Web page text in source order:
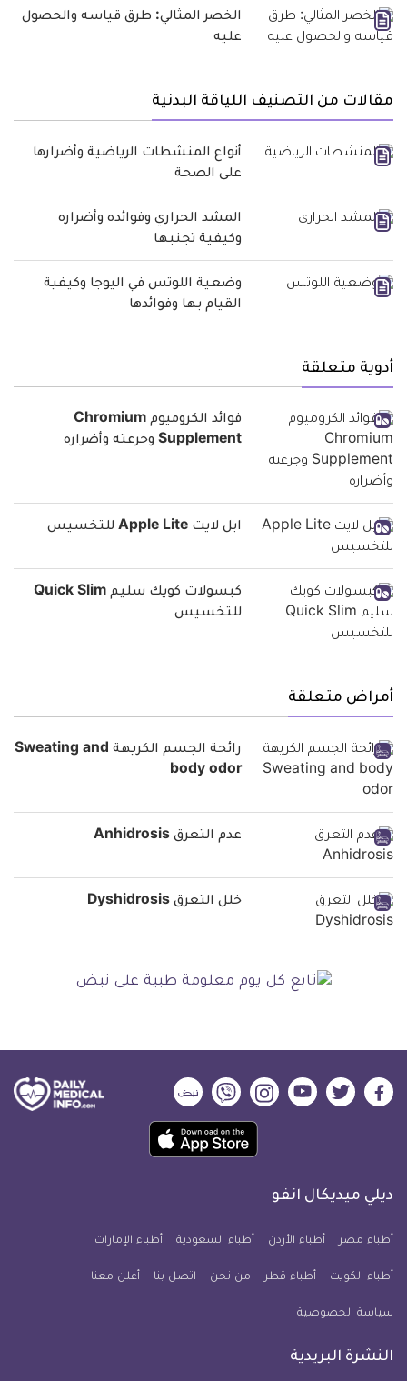
الخصر المثالي: طرق قياسه والحصول
عليه
مقالات من التصنيف اللياقة البدنية
أنواع المنشطات الرياضية وأضرارها
على الصحة
المشد الحراري وفوائده وأضراره
وكيفية تجنبها
وضعية اللوتس في اليوجا وكيفية
القيام بها وفوائدها
أدوية متعلقة
فوائد الكروميوم Chromium
Supplement وجرعته وأضراره
ابل لايت Apple Lite للتخسيس
كبسولات كويك سليم Quick Slim
للتخسيس
أمراض متعلقة
رائحة الجسم الكريهة Sweating and
body odor
عدم التعرق Anhidrosis
خلل التعرق Dyshidrosis
ديلي
فيسبوك
ديلي
تويتر
ديلي
ميديكال
يوتيوب
ديلي
ميديكال
انفو
ديلي
ميديكال
انفو
ديلي
ميديكال
انفو
حمل
تطبيق
معلومة
للآيفون
ديلي ميديكال انفو
أطباء مصر أطباء الأردن أطباء السعودية أطباء الإمارات
أطباء الكويت أطباء قطر من نحن اتصل بنا أعلن معنا
سياسة الخصوصية
النشرة البريدية